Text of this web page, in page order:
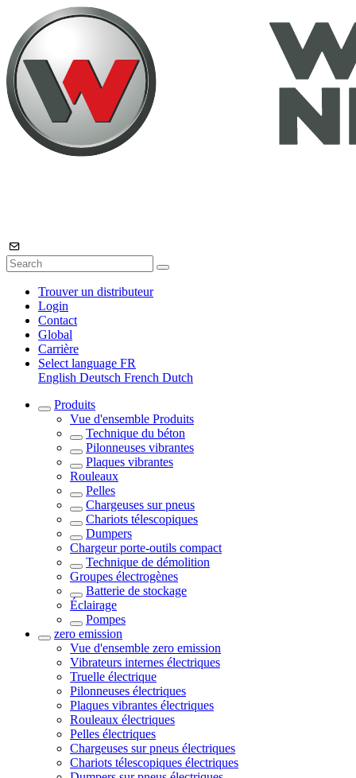
Trouver un distributeur
Login
Contact
Global
Carrière
Select language FR
English Deutsch French Dutch
Produits
Vue d'ensemble Produits
Technique du béton
Pilonneuses vibrantes
Plaques vibrantes
Rouleaux
Pelles
Chargeuses sur pneus
Chariots télescopiques
Dumpers
Chargeur porte-outils compact
Technique de démolition
Groupes électrogènes
Batterie de stockage
Éclairage
Pompes
zero emission
Vue d'ensemble zero emission
Vibrateurs internes électriques
Truelle électrique
Pilonneuses électriques
Plaques vibrantes électriques
Rouleaux électriques
Pelles électriques
Chargeuses sur pneus électriques
Chariots télescopiques électriques